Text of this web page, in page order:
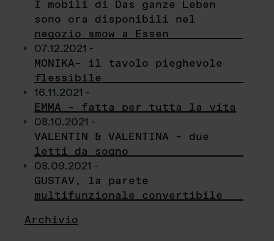
I mobili di Das ganze Leben
sono ora disponibili nel
negozio smow a Essen
07.12.2021 -
MONIKA– il tavolo pieghevole
flessibile
16.11.2021 -
EMMA – fatta per tutta la vita
08.10.2021 -
VALENTIN & VALENTINA – due
letti da sogno
08.09.2021 -
GUSTAV, la parete
multifunzionale convertibile
Archivio